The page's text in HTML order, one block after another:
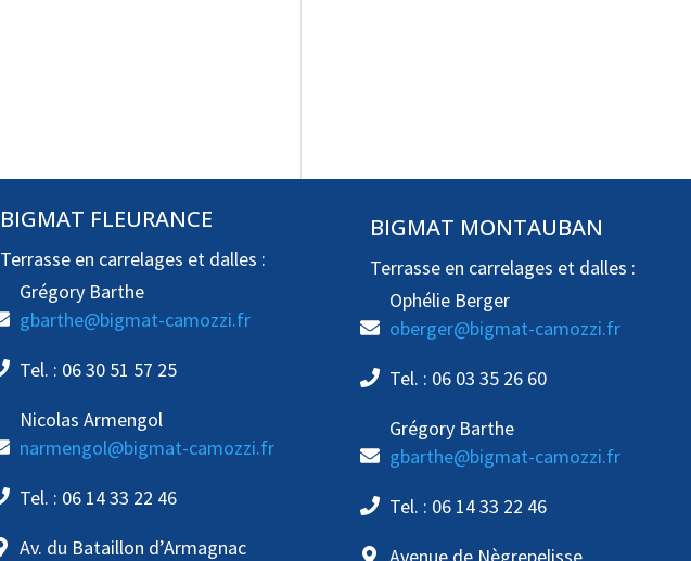
BIGMAT FLEURANCE
Terrasse en carrelages et dalles :
Grégory Barthe
gbarthe@bigmat-camozzi.fr
Tel. : 06 30 51 57 25
Nicolas Armengol
narmengol@bigmat-camozzi.fr
Tel. : 06 14 33 22 46
Av. du Bataillon d’Armagnac
BIGMAT MONTAUBAN
Terrasse en carrelages et dalles :
Ophélie Berger
oberger@bigmat-camozzi.fr
Tel. : 06 03 35 26 60
Grégory Barthe
gbarthe@bigmat-camozzi.fr
Tel. : 06 14 33 22 46